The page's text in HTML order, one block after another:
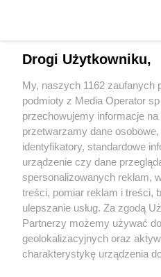
Wydawca mediówlokalnych
Nie zapomnij
zapoznać się z:
polityką prywatności
Twojemiasto
Piekary Śląskie
Chorzów
Tarnowskie Góry
Drogi Użytkowniku,
My, naszych 1162 zaufanych
podmioty z Media Operator
przechowujemy informacje
przetwarzamy dane
identyfikatory, standardowe
urządzenie czy dane
spersonalizowanych reklam,
treści, pomiar reklam i treści,
ulepszanie usług. Za zgodą
Partnerzy możemy używać
geolokalizacyjnych oraz
charakterystykę urządzenia